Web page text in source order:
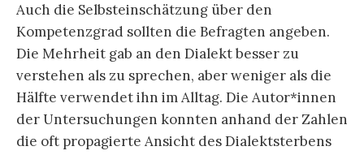
Auch die Selbsteinschätzung über den
Kompetenzgrad sollten die Befragten angeben.
Die Mehrheit gab an den Dialekt besser zu
verstehen als zu sprechen, aber weniger als die
Hälfte verwendet ihn im Alltag. Die Autor*innen
der Untersuchungen konnten anhand der Zahlen
die oft propagierte Ansicht des Dialektsterbens